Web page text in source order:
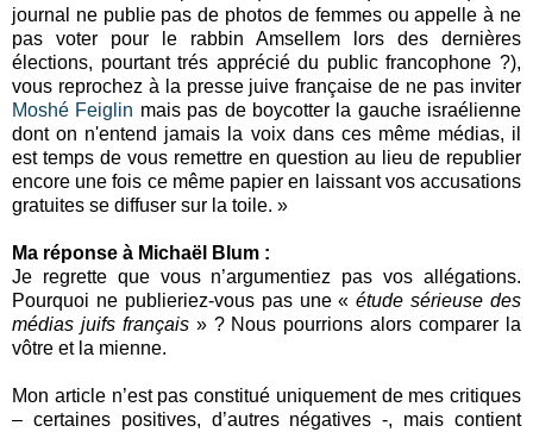
journal ne publie pas de photos de femmes ou appelle à ne
pas voter pour le rabbin Amsellem lors des dernières
élections, pourtant trés apprécié du public francophone ?),
vous reprochez à la presse juive française de ne pas inviter
Moshé Feiglin mais pas de boycotter la gauche israélienne
dont on n'entend jamais la voix dans ces même médias, il
est temps de vous remettre en question au lieu de republier
encore une fois ce même papier en laissant vos accusations
gratuites se diffuser sur la toile. »
Ma réponse à Michaël Blum :
Je regrette que vous n’argumentiez pas vos allégations.
Pourquoi ne publieriez-vous pas une «étude sérieuse des
médias juifs français» ? Nous pourrions alors comparer la
vôtre et la mienne.
Mon article n’est pas constitué uniquement de mes critiques
– certaines positives, d’autres négatives -, mais contient